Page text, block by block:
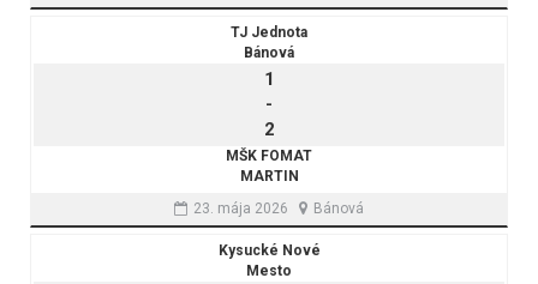
TJ Jednota
Bánová
1
-
2
MŠK FOMAT
MARTIN
23. mája 2026
Bánová
Kysucké Nové
Mesto